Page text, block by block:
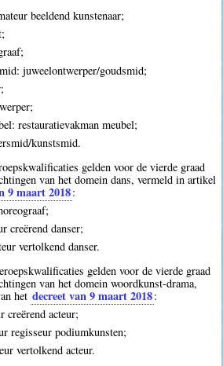
beeldend kunstenaar;
juweelontwerper/goudsmid;
restauratievakman meubel;
kunstsmid.
gelden voor de vierde graad
van het domein dans, vermeld in artikel
9 maart 2018:
creërend danser;
vertolkend danser.
gelden voor de vierde graad
van het domein woordkunst-drama,
het decreet van 9 maart 2018:
creërend acteur;
regisseur podiumkunsten;
vertolkend acteur.